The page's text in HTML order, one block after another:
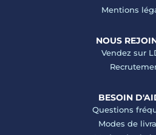
Mentions
NOUS
Vendez sur
BESOIN
Questions
Modes de